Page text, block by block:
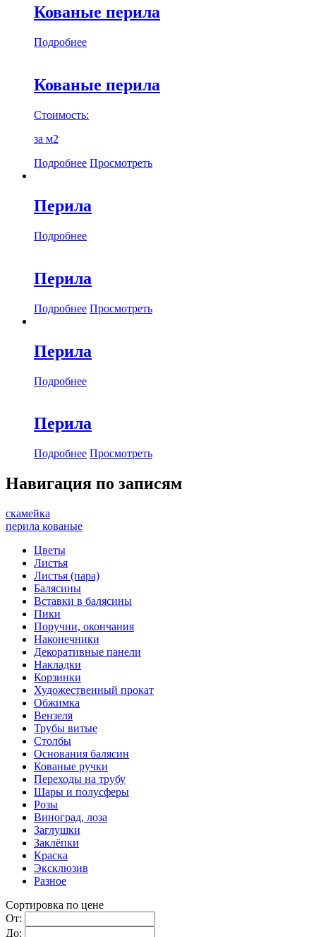
Кованые перила
Подробнее
Кованые перила
Стоимость:
за м2
Подробнее Просмотреть
Перила
Подробнее
Перила
Подробнее Просмотреть
Перила
Подробнее
Перила
Подробнее Просмотреть
Навигация по записям
скамейка
перила кованые
Цветы
Листья
Листья (пара)
Балясины
Вставки в балясины
Пики
Поручни, окончания
Наконечники
Декоративные панели
Накладки
Корзинки
Художественный прокат
Обжимка
Вензеля
Трубы витые
Столбы
Основания балясин
Кованые ручки
Переходы на трубу
Шары и полусферы
Розы
Виноград, лоза
Заглушки
Заклёпки
Краска
Эксклюзив
Разное
Сортировка по цене
От:
До: